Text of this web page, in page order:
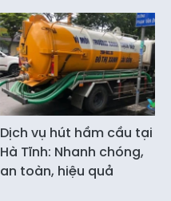
Dịch vụ hút hầm cầu tại
Hà Tĩnh: Nhanh chóng,
an toàn, hiệu quả